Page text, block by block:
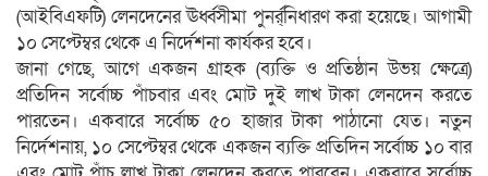
(আইবিএফটি) লেনদেনের ঊর্ধ্বসীমা পুনর্র্নিধারণ করা হয়েছে। আগামী
১০ সেপ্টেম্বর থেকে এ নির্দেশনা কার্যকর হবে।
জানা গেছে, আগে একজন গ্রাহক (ব্যক্তি ও প্রতিষ্ঠান উভয় ক্ষেত্রে)
প্রতিদিন সর্বোচ্চ পাঁচবার এবং মোট দুই লাখ টাকা লেনদেন করতে
পারতেন। একবারে সর্বোচ্চ ৫০ হাজার টাকা পাঠানো যেত। নতুন
নির্দেশনায়, ১০ সেপ্টেম্বর থেকে একজন ব্যক্তি প্রতিদিন সর্বোচ্চ ১০ বার